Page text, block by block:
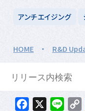
アンチエイジング
HOME・ R&D
Facebook Line